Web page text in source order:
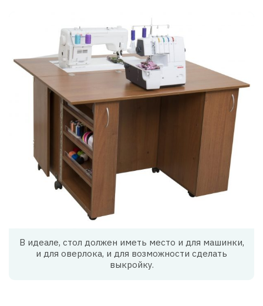
В идеале, стол должен иметь место и для машинки,
и для оверлока, и для возможности сделать
выкройку.